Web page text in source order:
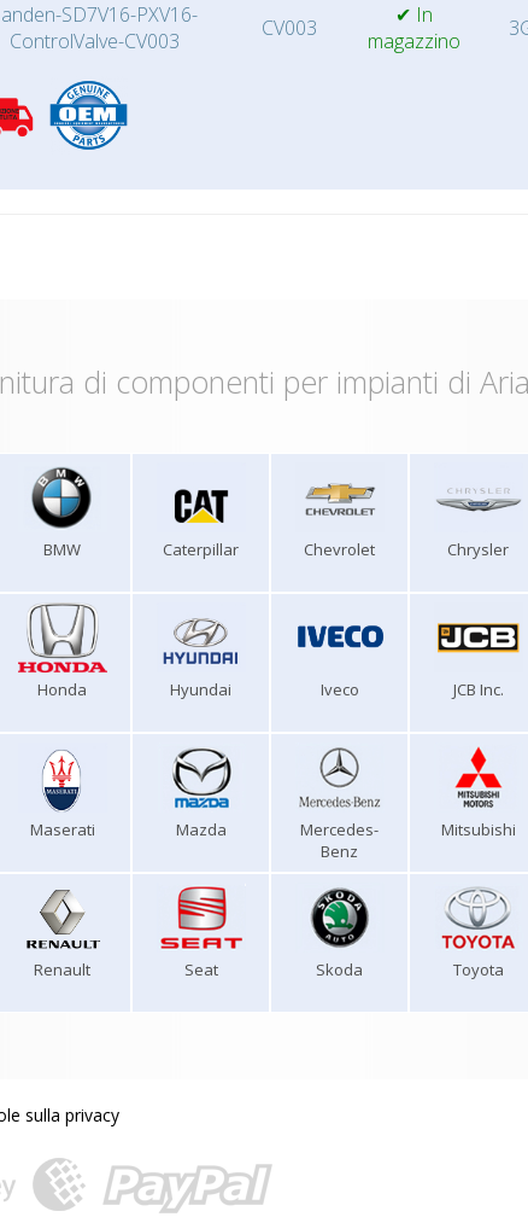
SD7V16-PXV16-
ControlValve-CV003
CV003
✔ In
magazzino
di componenti per impianti di
BMW Caterpillar Chevrolet Chrysler
Honda Hyundai Iveco JCB Inc.
Maserati Mazda
Mercedes-
Benz
Mitsubishi
Renault Seat Skoda Toyota
sulla privacy